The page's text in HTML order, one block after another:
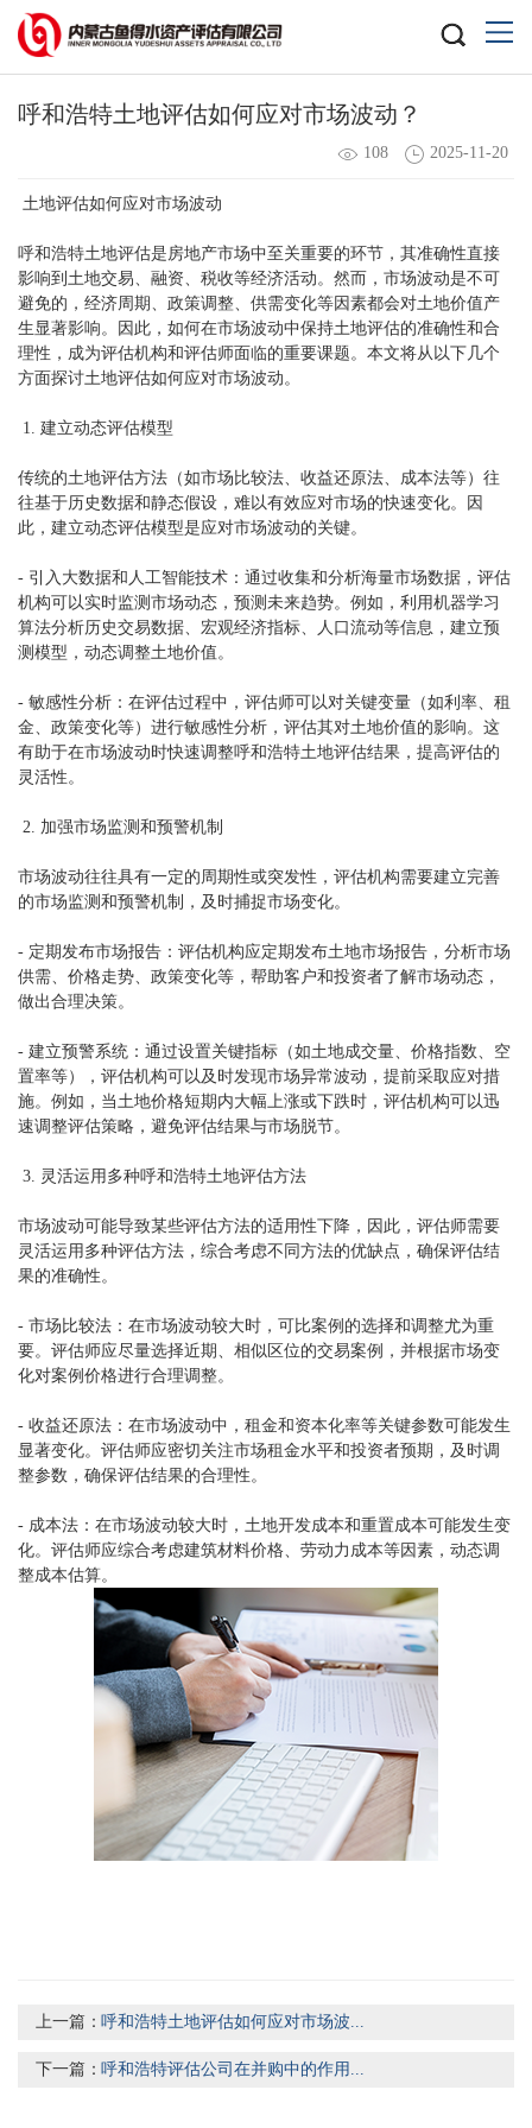
呼和浩特土地评估如何应对市场波动？
108 2025-11-20
土地评估如何应对市场波动
呼和浩特土地评估是房地产市场中至关重要的环节，其准确性直接
影响到土地交易、融资、税收等经济活动。然而，市场波动是不可
避免的，经济周期、政策调整、供需变化等因素都会对土地价值产
生显著影响。因此，如何在市场波动中保持土地评估的准确性和合
理性，成为评估机构和评估师面临的重要课题。本文将从以下几个
方面探讨土地评估如何应对市场波动。
1. 建立动态评估模型
传统的土地评估方法（如市场比较法、收益还原法、成本法等）往
往基于历史数据和静态假设，难以有效应对市场的快速变化。因
此，建立动态评估模型是应对市场波动的关键。
- 引入大数据和人工智能技术：通过收集和分析海量市场数据，评估
机构可以实时监测市场动态，预测未来趋势。例如，利用机器学习
算法分析历史交易数据、宏观经济指标、人口流动等信息，建立预
测模型，动态调整土地价值。
- 敏感性分析：在评估过程中，评估师可以对关键变量（如利率、租
金、政策变化等）进行敏感性分析，评估其对土地价值的影响。这
有助于在市场波动时快速调整呼和浩特土地评估结果，提高评估的
灵活性。
2. 加强市场监测和预警机制
市场波动往往具有一定的周期性或突发性，评估机构需要建立完善
的市场监测和预警机制，及时捕捉市场变化。
- 定期发布市场报告：评估机构应定期发布土地市场报告，分析市场
供需、价格走势、政策变化等，帮助客户和投资者了解市场动态，
做出合理决策。
- 建立预警系统：通过设置关键指标（如土地成交量、价格指数、空
置率等），评估机构可以及时发现市场异常波动，提前采取应对措
施。例如，当土地价格短期内大幅上涨或下跌时，评估机构可以迅
速调整评估策略，避免评估结果与市场脱节。
3. 灵活运用多种呼和浩特土地评估方法
市场波动可能导致某些评估方法的适用性下降，因此，评估师需要
灵活运用多种评估方法，综合考虑不同方法的优缺点，确保评估结
果的准确性。
- 市场比较法：在市场波动较大时，可比案例的选择和调整尤为重
要。评估师应尽量选择近期、相似区位的交易案例，并根据市场变
化对案例价格进行合理调整。
- 收益还原法：在市场波动中，租金和资本化率等关键参数可能发生
显著变化。评估师应密切关注市场租金水平和投资者预期，及时调
整参数，确保评估结果的合理性。
- 成本法：在市场波动较大时，土地开发成本和重置成本可能发生变
化。评估师应综合考虑建筑材料价格、劳动力成本等因素，动态调
整成本估算。
上一篇：呼和浩特土地评估如何应对市场波...
下一篇：呼和浩特评估公司在并购中的作用...